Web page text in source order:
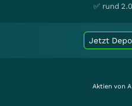
✅ rund
Jetzt
Aktien von